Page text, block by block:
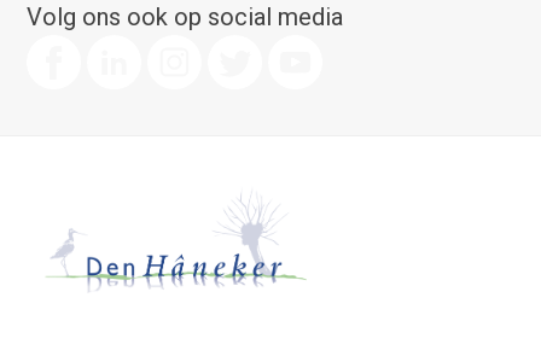
Volg ons ook op social media